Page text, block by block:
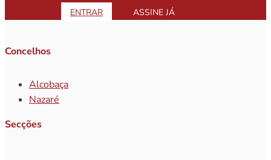
ENTRAR ASSINE JÁ
Concelhos
Alcobaça
Nazaré
Secções